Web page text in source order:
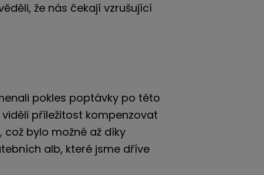
že nás čekají vzrušující
pokles poptávky po této
příležitost kompenzovat
bylo možné až díky
alb, které jsme dříve